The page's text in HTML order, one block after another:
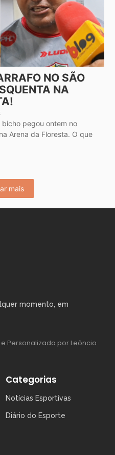
NO SÃO
NA
bicho pegou ontem no
Arena da Floresta. O que
mais
momento, em
Personalizado por Leôncio
Categorias
Notícias Esportivas
Diário do Esporte